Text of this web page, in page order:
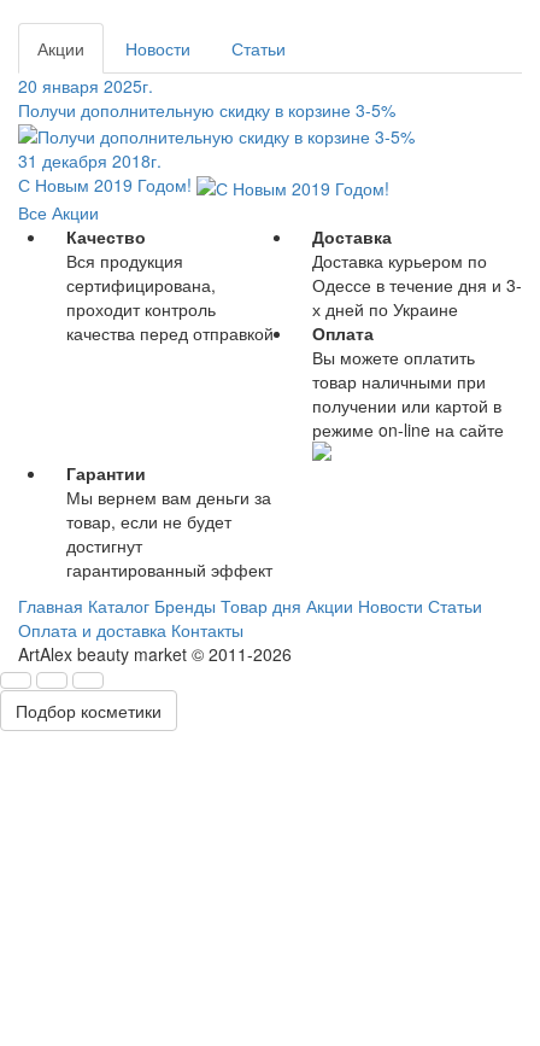
Акции Новости
Статьи
20 января 2025г.
Получи дополнительную скидку в корзине 3-5%
31 декабря 2018г.
С Новым 2019 Годом!
Все Акции
Качество
Вся продукция
сертифицирована,
проходит контроль
качества перед отправкой
Доставка
Доставка курьером по
Одессе в течение дня и 3-
х дней по Украине
Оплата
Вы можете оплатить
товар наличными при
получении или картой в
режиме on-line на сайте
Гарантии
Мы вернем вам деньги за
товар, если не будет
достигнут
гарантированный эффект
Главная Каталог Бренды Товар дня Акции Новости Статьи
Оплата и доставка Контакты
ArtAlex beauty market © 2011-2026
Подбор косметики